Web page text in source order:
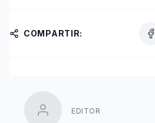
COMPARTIR:
EDITOR